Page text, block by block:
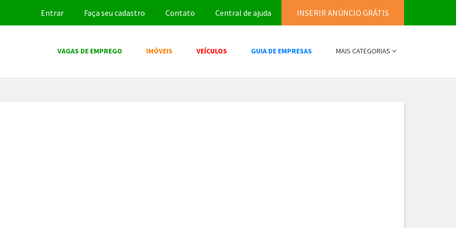
Entrar Faça seu cadastro Contato Central de ajuda INSERIR ANÚNCIO GRÁTIS
VAGAS DE EMPREGO IMÓVEIS VEÍCULOS GUIA DE EMPRESAS MAIS CATEGORIAS